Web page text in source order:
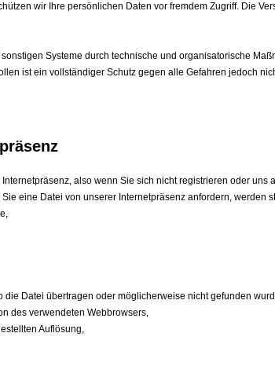
wir Ihre persönlichen Daten vor fremdem Zugriff. Die
Systeme durch technische und organisatorische
ist ein vollständiger Schutz gegen alle Gefahren jedoch
also wenn Sie sich nicht registrieren oder
eine Datei von unserer Internetpräsenz anfordern,
die Datei übertragen oder möglicherweise nicht gefunden
des verwendeten Webbrowsers,
Auflösung,